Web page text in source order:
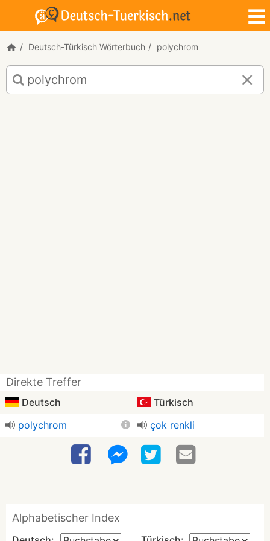
Deutsch-Türkisch Wörterbuch polychrom
Deutsch-
Türkisch
Übersetzung
Direkte Treffer
Deutsch
Türkisch
polychrom
çok renkli
Alphabetischer Index